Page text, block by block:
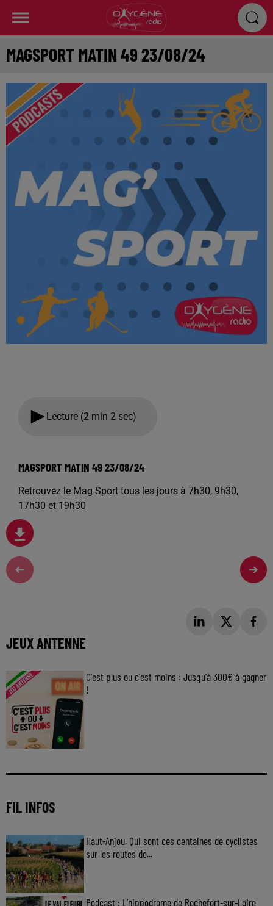
MAGSPORT MATIN 49 23/08/24
Lecture (2 min 2 sec)
MAGSPORT MATIN 49 23/08/24
Retrouvez le Mag Sport tous les jours à 7h30, 9h30,
17h30 et 19h30
JEUX ANTENNE
C'est plus ou c'est moins : Jusqu'à 300€ à gagner
!
FIL INFOS
Haut-Anjou. Qui sont ces centaines de cyclistes
sur les routes de...
Podcast : L’hippodrome de Rochefort-sur-Loire